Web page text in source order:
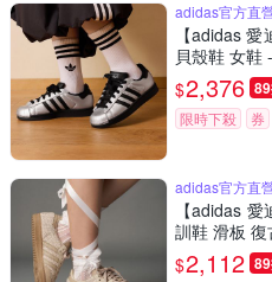
adidas官方直
【adidas
貝殼鞋 女鞋
$2,376
限時下殺 券
adidas官方直
【adidas
訓鞋 滑板
$2,112